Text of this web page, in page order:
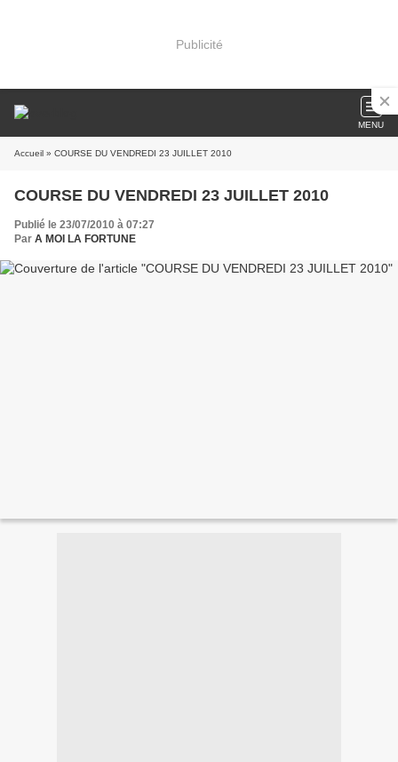
Publicité
MENU
Accueil » COURSE DU VENDREDI 23 JUILLET 2010
COURSE DU VENDREDI 23 JUILLET 2010
Publié le 23/07/2010 à 07:27
Par A MOI LA FORTUNE